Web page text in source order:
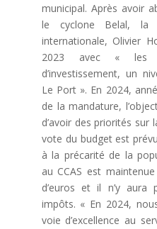
municipal. Après avoir
le cyclone Belal, la
internationale, Olivier
2023 avec « les
d’investissement, un
Le Port ». En 2024,
de la mandature,
d’avoir des priorités sur
vote du budget est
à la précarité de la
au CCAS est
d’euros et il n’y aura
impôts. « En 2024,
voie d’excellence au